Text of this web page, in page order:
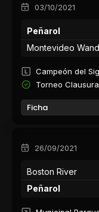
03/10/2021
Peñarol
Montevideo
Campeón del
Torneo
Ficha
26/09/2021
Boston River
Peñarol